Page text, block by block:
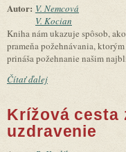
Autor: V. Nemcová
V. Kocian
Kniha nám ukazuje spôsob,
prameňa požehnávania, ktorým
prináša požehnanie našim
Čítať ďalej
Krížová cesta
uzdravenie